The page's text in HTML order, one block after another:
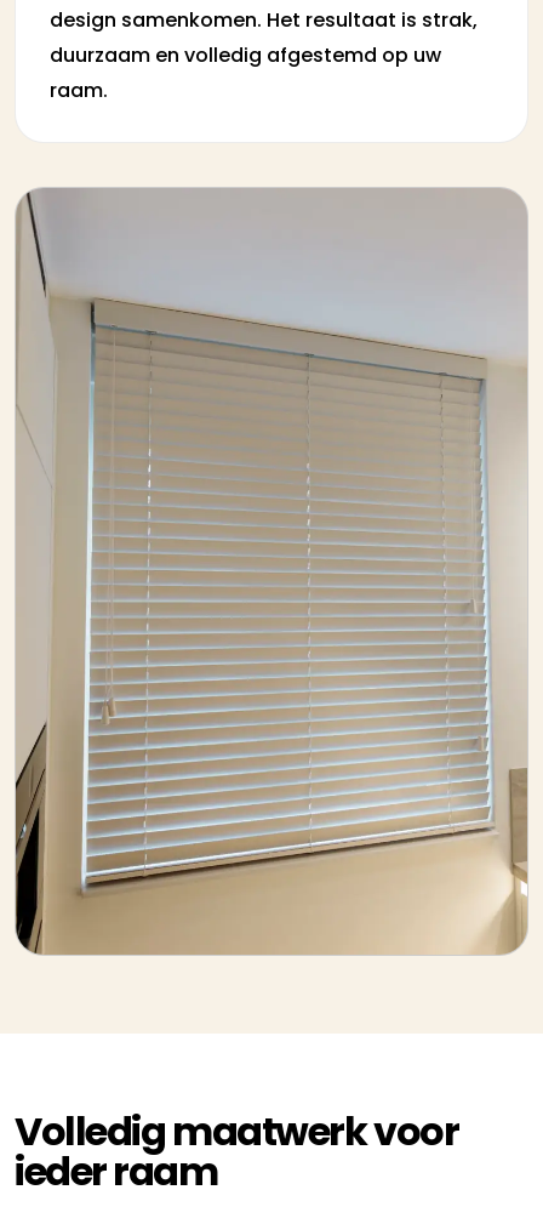
design samenkomen. Het resultaat is strak,
duurzaam en volledig afgestemd op uw
raam.
Volledig maatwerk voor
ieder raam